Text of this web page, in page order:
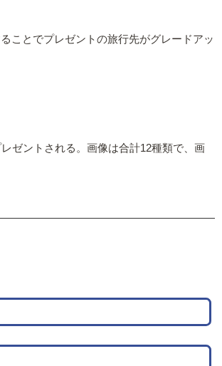
ことでプレゼントの旅行先がグレードアッ
ゼントされる。画像は合計12種類で、画